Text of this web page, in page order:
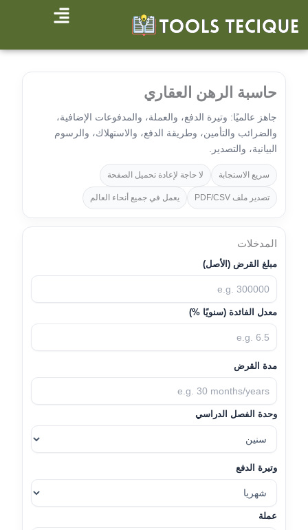
إلى
حاسبة الرهن العقاري
جاهز عالميًا: وتيرة الدفع، والعملة، والمدفوعات الإضافية،
والضرائب والتأمين، وطريقة الدفع، والاستهلاك، والرسوم
البيانية، والتصدير.
سريع الاستجابة لا حاجة لإعادة تحميل الصفحة
تصدير ملف PDF/CSV يعمل في جميع أنحاء العالم
المدخلات
مبلغ القرض (الأصل)
معدل الفائدة (سنويًا %)
مدة القرض
وحدة الفصل الدراسي
وتيرة الدفع
عملة